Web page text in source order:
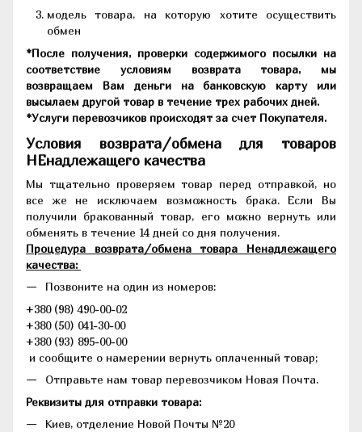
модель товара, на которую хотите осуществить
обмен
*После получения, проверки содержимого посылки на
соответствие условиям возврата товара, мы
возвращаем Вам деньги на банковскую карту или
высылаем другой товар в течение трех рабочих дней.
*Услуги перевозчиков происходят за счет Покупателя.
Условия возврата/обмена для товаров
НЕнадлежащего качества
Мы тщательно проверяем товар перед отправкой, но
все же не исключаем возможность брака. Если Вы
получили бракованный товар, его можно вернуть или
обменять в течение 14 дней со дня получения.
Процедура возврата/обмена товара Ненадлежащего
качества:
Позвоните на один из номеров:
+380 (98) 490-00-02
+380 (50) 041-30-00
+380 (93) 895-00-00
и сообщите о намерении вернуть оплаченный товар;
Отправьте нам товар перевозчиком Новая Почта.
Реквизиты для отправки товара:
Киев, отделение Новой Почты №20